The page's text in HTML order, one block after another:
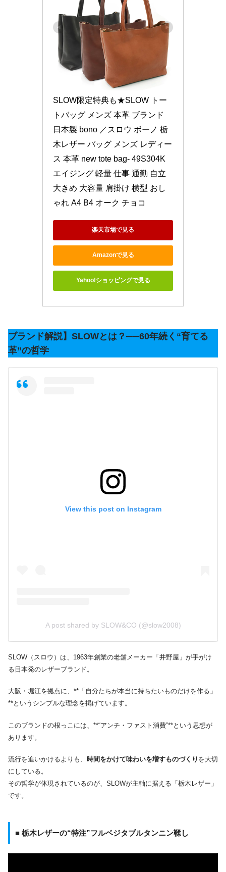
SLOW限定特典も★SLOW トー
トバッグ メンズ 本革 ブランド
日本製 bono ／スロウ ボーノ 栃
木レザー バッグ メンズ レディー
ス 本革 new tote bag- 49S304K
エイジング 軽量 仕事 通勤 自立
大きめ 大容量 肩掛け 横型 おし
ゃれ A4 B4 オーク チョコ
楽天市場で見る
Amazonで見る
Yahoo!ショッピングで見る
ブランド解説】SLOWとは？──60年続く“育てる
革”の哲学
View this post on Instagram
A post shared by SLOW&CO (@slow2008)
SLOW（スロウ）は、1963年創業の老舗メーカー「井野屋」が手がけ
る日本発のレザーブランド。
大阪・堀江を拠点に、**「自分たちが本当に持ちたいものだけを作る」
**というシンプルな理念を掲げています。
このブランドの根っこには、**“アンチ・ファスト消費”**という思想が
あります。
流行を追いかけるよりも、 時間をかけて味わいを増すものづくり を大切
にしている。
その哲学が体現されているのが、SLOWが主軸に据える「栃木レザー」
です。
■ 栃木レザーの“特注”フルベジタブルタンニン鞣し